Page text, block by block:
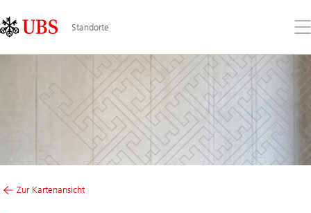
Links
Area
Standorte
Sie
Zur Kartenansicht